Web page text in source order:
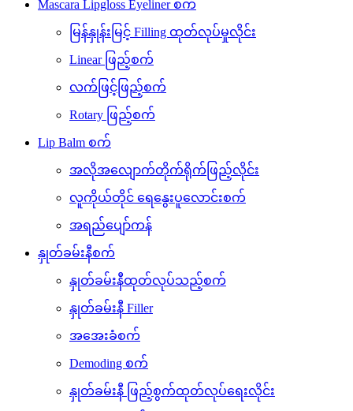
Mascara Lipgloss Eyeliner စက်
မြန်နှုန်းမြင့် Filling ထုတ်လုပ်မှုလိုင်း
Linear ဖြည့်စက်
လက်ဖြင့်ဖြည့်စက်
Rotary ဖြည့်စက်
Lip Balm စက်
အလိုအလျောက်တိုက်ရိုက်ဖြည့်လိုင်း
လူကိုယ်တိုင် ရေနွေးပူလောင်းစက်
အရည်ပျော်ကန်
နှုတ်ခမ်းနီစက်
နှုတ်ခမ်းနီထုတ်လုပ်သည့်စက်
နှုတ်ခမ်းနီ Filler
အအေးခံစက်
Demoding စက်
နှုတ်ခမ်းနီ ဖြည့်စွက်ထုတ်လုပ်ရေးလိုင်း